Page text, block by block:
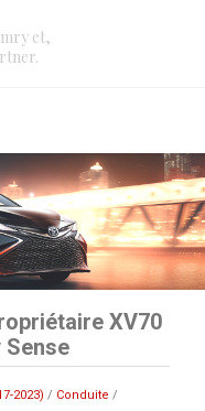
et,
XV70
Sense
2023) / Conduite /